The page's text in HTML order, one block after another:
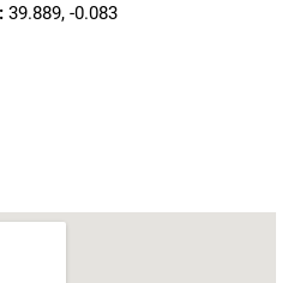
39.889, -0.083